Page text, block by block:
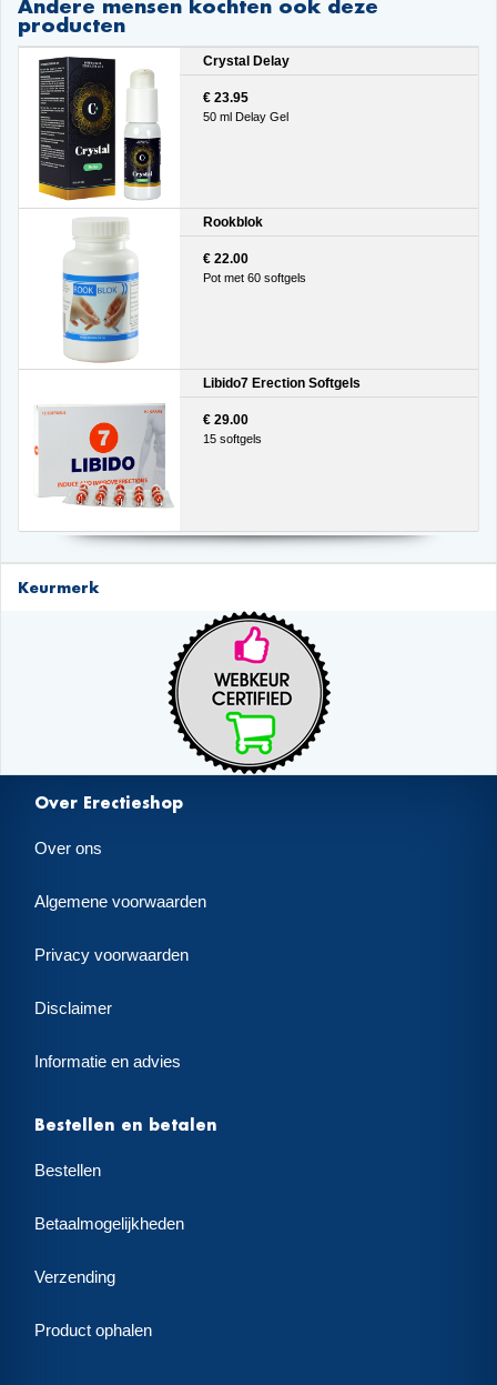
Andere mensen kochten ook deze
producten
Crystal Delay
€ 23.95
50 ml Delay Gel
Rookblok
€ 22.00
Pot met 60 softgels
Libido7 Erection Softgels
€ 29.00
15 softgels
Keurmerk
Over Erectieshop
Over ons
Algemene voorwaarden
Privacy voorwaarden
Disclaimer
Informatie en advies
Bestellen en betalen
Bestellen
Betaalmogelijkheden
Verzending
Product ophalen